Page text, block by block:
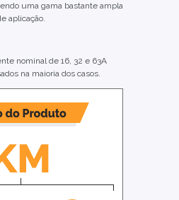
uma gama bastante ampla
aplicação.
nominal de 16, 32 e 63A
na maioria dos casos.